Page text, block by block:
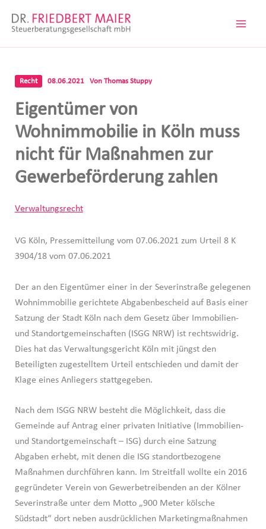
Inhalt
Recht 08.06.2021 Von Thomas Stuppy
Eigentümer von
Wohnimmobilie in Köln muss
nicht für Maßnahmen zur
Gewerbeförderung zahlen
Verwaltungsrecht
VG Köln, Pressemitteilung vom 07.06.2021 zum Urteil 8 K
3904/18 vom 07.06.2021
Der an den Eigentümer einer in der Severinstraße gelegenen
Wohnimmobilie gerichtete Abgabenbescheid auf Basis einer
Satzung der Stadt Köln nach dem Gesetz über Immobilien-
und Standortgemeinschaften (ISGG NRW) ist rechtswidrig.
Dies hat das Verwaltungsgericht Köln mit jüngst den
Beteiligten zugestelltem Urteil entschieden und damit der
Klage eines Anliegers stattgegeben.
Nach dem ISGG NRW besteht die Möglichkeit, dass die
Gemeinde auf Antrag einer privaten Initiative (Immobilien-
und Standortgemeinschaft – ISG) durch eine Satzung
Abgaben erhebt, mit denen die ISG standortbezogene
Maßnahmen durchführen kann. Im Streitfall wollte ein 2016
gegründeter Verein von Gewerbetreibenden an der Kölner
Severinstraße unter dem Motto „900 Meter kölsche
Südstadt“ dort neben ausdrücklichen Marketingmaßnahmen